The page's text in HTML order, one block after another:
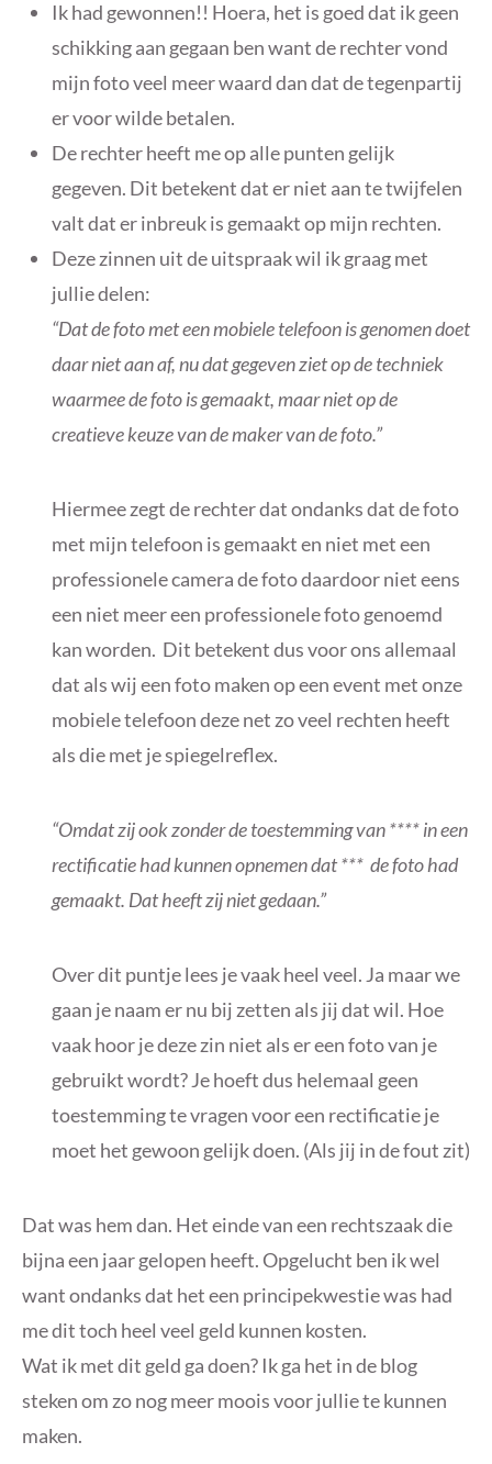
Ik had gewonnen!! Hoera, het is goed dat ik geen
schikking aan gegaan ben want de rechter vond
mijn foto veel meer waard dan dat de tegenpartij
er voor wilde betalen.
De rechter heeft me op alle punten gelijk
gegeven. Dit betekent dat er niet aan te twijfelen
valt dat er inbreuk is gemaakt op mijn rechten.
Deze zinnen uit de uitspraak wil ik graag met
jullie delen:
“Dat de foto met een mobiele telefoon is genomen doet
daar niet aan af, nu dat gegeven ziet op de techniek
waarmee de foto is gemaakt, maar niet op de
creatieve keuze van de maker van de foto.”
Hiermee zegt de rechter dat ondanks dat de foto
met mijn telefoon is gemaakt en niet met een
professionele camera de foto daardoor niet eens
een niet meer een professionele foto genoemd
kan worden. Dit betekent dus voor ons allemaal
dat als wij een foto maken op een event met onze
mobiele telefoon deze net zo veel rechten heeft
als die met je spiegelreflex.
“Omdat zij ook zonder de toestemming van **** in een
rectificatie had kunnen opnemen dat *** de foto had
gemaakt. Dat heeft zij niet gedaan.”
Over dit puntje lees je vaak heel veel. Ja maar we
gaan je naam er nu bij zetten als jij dat wil. Hoe
vaak hoor je deze zin niet als er een foto van je
gebruikt wordt? Je hoeft dus helemaal geen
toestemming te vragen voor een rectificatie je
moet het gewoon gelijk doen. (Als jij in de fout zit)
Dat was hem dan. Het einde van een rechtszaak die
bijna een jaar gelopen heeft. Opgelucht ben ik wel
want ondanks dat het een principekwestie was had
me dit toch heel veel geld kunnen kosten.
Wat ik met dit geld ga doen? Ik ga het in de blog
steken om zo nog meer moois voor jullie te kunnen
maken.